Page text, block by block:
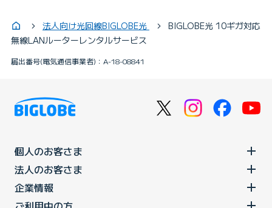
法人向け光回線BIGLOBE光
BIGLOBE光 10ギガ対応
無線LANルーターレンタルサービス
届出番号(電気通信事業者)：A-18-08841
個人のお客さま
法人のお客さま
企業情報